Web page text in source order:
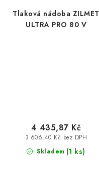
Tlaková nádoba ZILMET
ULTRA PRO 80 V
Skladem (1 ks)
3 606,40 Kč bez DPH
4 435,87 Kč